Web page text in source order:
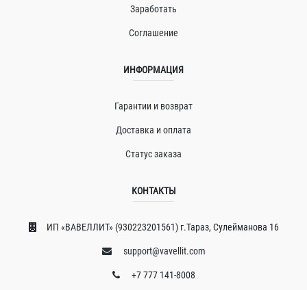
Заработать
Соглашение
ИНФОРМАЦИЯ
Гарантии и возврат
Доставка и оплата
Статус заказа
КОНТАКТЫ
ИП «ВAВЕЛЛИT» (930223201561) г.Тараз, Сулейманова 16
support@vavellit.com
+7 777 141-8008